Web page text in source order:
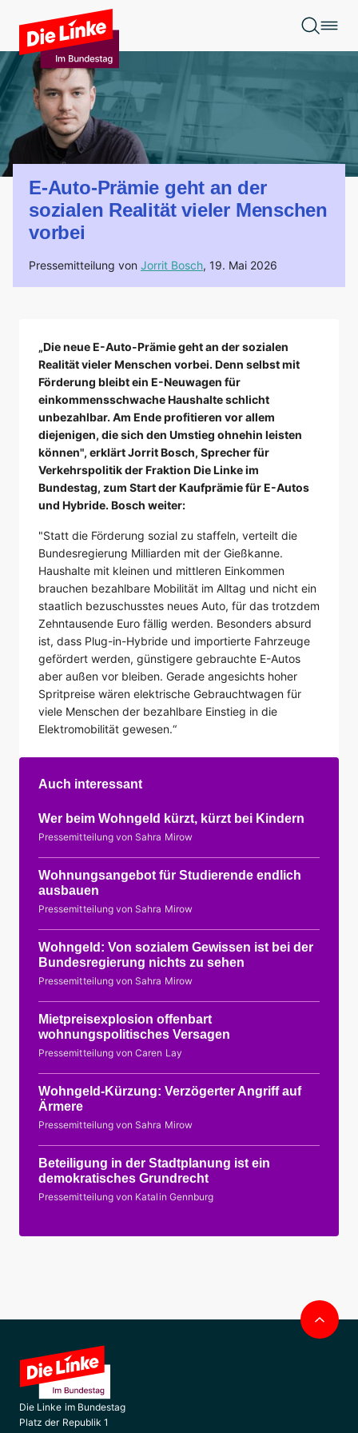
Zum Hauptinhalt springen
E-Auto-Prämie geht an der
sozialen Realität vieler Menschen
vorbei
Pressemitteilung von Jorrit Bosch, 19. Mai 2026
„Die neue E-Auto-Prämie geht an der sozialen
Realität vieler Menschen vorbei. Denn selbst mit
Förderung bleibt ein E-Neuwagen für
einkommensschwache Haushalte schlicht
unbezahlbar. Am Ende profitieren vor allem
diejenigen, die sich den Umstieg ohnehin leisten
können", erklärt Jorrit Bosch, Sprecher für
Verkehrspolitik der Fraktion Die Linke im
Bundestag, zum Start der Kaufprämie für E-Autos
und Hybride. Bosch weiter:
"Statt die Förderung sozial zu staffeln, verteilt die
Bundesregierung Milliarden mit der Gießkanne.
Haushalte mit kleinen und mittleren Einkommen
brauchen bezahlbare Mobilität im Alltag und nicht ein
staatlich bezuschusstes neues Auto, für das trotzdem
Zehntausende Euro fällig werden. Besonders absurd
ist, dass Plug-in-Hybride und importierte Fahrzeuge
gefördert werden, günstigere gebrauchte E-Autos
aber außen vor bleiben. Gerade angesichts hoher
Spritpreise wären elektrische Gebrauchtwagen für
viele Menschen der bezahlbare Einstieg in die
Elektromobilität gewesen.“
Auch interessant
Wer beim Wohngeld kürzt, kürzt bei Kindern
Pressemitteilung von Sahra Mirow
Wohnungsangebot für Studierende endlich
ausbauen
Pressemitteilung von Sahra Mirow
Wohngeld: Von sozialem Gewissen ist bei der
Bundesregierung nichts zu sehen
Pressemitteilung von Sahra Mirow
Mietpreisexplosion offenbart
wohnungspolitisches Versagen
Pressemitteilung von Caren Lay
Wohngeld-Kürzung: Verzögerter Angriff auf
Ärmere
Pressemitteilung von Sahra Mirow
Beteiligung in der Stadtplanung ist ein
demokratisches Grundrecht
Pressemitteilung von Katalin Gennburg
Die Linke im Bundestag
Platz der Republik 1